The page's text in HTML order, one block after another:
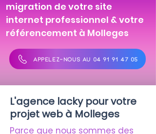
migration de votre site
internet professionnel & votre
référencement à Molleges
APPELEZ-NOUS AU 04 91 91 47 05
L'agence lacky pour votre
projet web à Molleges
Parce que nous sommes des